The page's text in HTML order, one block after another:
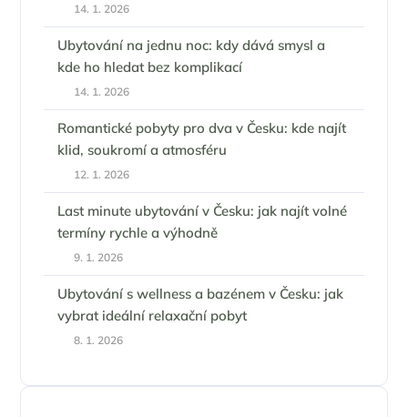
14. 1. 2026
Ubytování na jednu noc: kdy dává smysl a
kde ho hledat bez komplikací
14. 1. 2026
Romantické pobyty pro dva v Česku: kde najít
klid, soukromí a atmosféru
12. 1. 2026
Last minute ubytování v Česku: jak najít volné
termíny rychle a výhodně
9. 1. 2026
Ubytování s wellness a bazénem v Česku: jak
vybrat ideální relaxační pobyt
8. 1. 2026